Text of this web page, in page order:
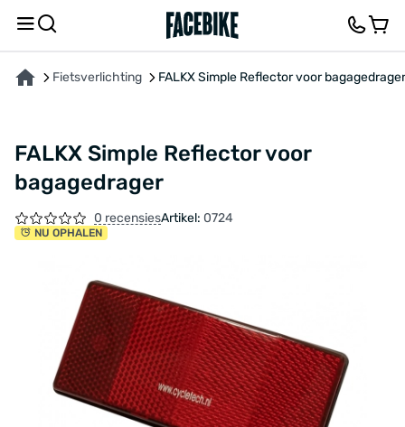
Fietsverlichting FALKX Simple Reflector voor bagagedrager
FALKX Simple Reflector voor
bagagedrager
0 recensiesArtikel: 0724
NU OPHALEN
OVER HET PRODUCT KENMERKENFEEDBACK EN VRAGEN